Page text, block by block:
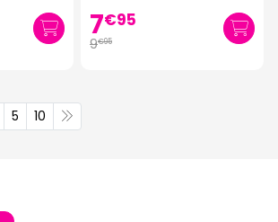
7€95
9€95
5 10